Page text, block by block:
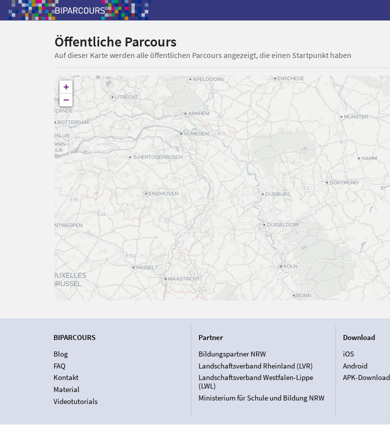
Öffentliche Parcours
Auf dieser Karte werden alle öffentlichen Parcours angezeigt, die einen Startpunkt haben
+
−
BIPARCOURS
Blog
FAQ
Kontakt
Material
Videotutorials
Partner
Bildungspartner NRW
Landschaftsverband Rheinland (LVR)
Landschaftsverband Westfalen-Lippe
(LWL)
Ministerium für Schule und Bildung NRW
Download
iOS
Android
APK-Download